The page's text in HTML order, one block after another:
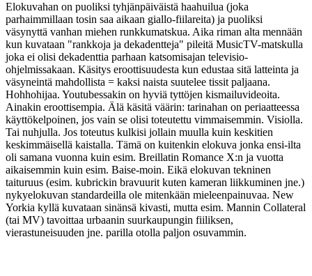
Elokuvahan on puoliksi tyhjänpäiväistä haahuilua (joka
parhaimmillaan tosin saa aikaan giallo-fiilareita) ja puoliksi
väsynyttä vanhan miehen runkkumatskua. Aika riman alta mennään
kun kuvataan "rankkoja ja dekadentteja" pileitä MusicTV-matskulla
joka ei olisi dekadenttia parhaan katsomisajan televisio-
ohjelmissakaan. Käsitys eroottisuudesta kun edustaa sitä latteinta ja
väsyneintä mahdollista = kaksi naista suutelee tissit paljaana.
Hohhohijaa. Youtubessakin on hyviä tyttöjen kismailuvideoita.
Ainakin eroottisempia. Älä käsitä väärin: tarinahan on periaatteessa
käyttökelpoinen, jos vain se olisi toteutettu vimmaisemmin. Visiolla.
Tai nuhjulla. Jos toteutus kulkisi jollain muulla kuin keskitien
keskimmäisellä kaistalla. Tämä on kuitenkin elokuva jonka ensi-ilta
oli samana vuonna kuin esim. Breillatin Romance X:n ja vuotta
aikaisemmin kuin esim. Baise-moin. Eikä elokuvan tekninen
taituruus (esim. kubrickin bravuurit kuten kameran liikkuminen jne.)
nykyelokuvan standardeilla ole mitenkään mieleenpainuvaa. New
Yorkia kyllä kuvataan sinänsä kivasti, mutta esim. Mannin Collateral
(tai MV) tavoittaa urbaanin suurkaupungin fiiliksen,
vierastuneisuuden jne. parilla otolla paljon osuvammin.